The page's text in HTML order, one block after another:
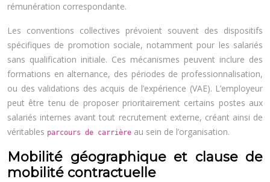
rémunération correspondante.
Les conventions collectives prévoient souvent des dispositifs
spécifiques de promotion sociale, notamment pour les salariés
sans qualification initiale. Ces mécanismes peuvent inclure des
formations en alternance, des périodes de professionnalisation,
ou des validations des acquis de l’expérience (VAE). L’employeur
peut être tenu de proposer prioritairement certains postes aux
salariés internes avant tout recrutement externe, créant ainsi de
véritables parcours de carrière au sein de l’organisation.
Mobilité géographique et clause de
mobilité contractuelle